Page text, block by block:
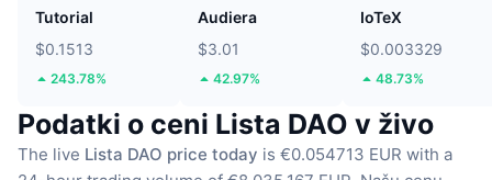
Tutorial
$0.1513
243.78%
Audiera
$3.01
42.97%
IoTeX
$0.003329
48.73%
Podatki o ceni Lista DAO v živo
The live Lista DAO price today is €0.054713 EUR with a